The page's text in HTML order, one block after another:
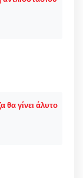
θα γίνει άλυτο